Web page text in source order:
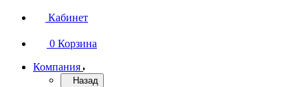
Кабинет
0 Корзина
Компания
Назад